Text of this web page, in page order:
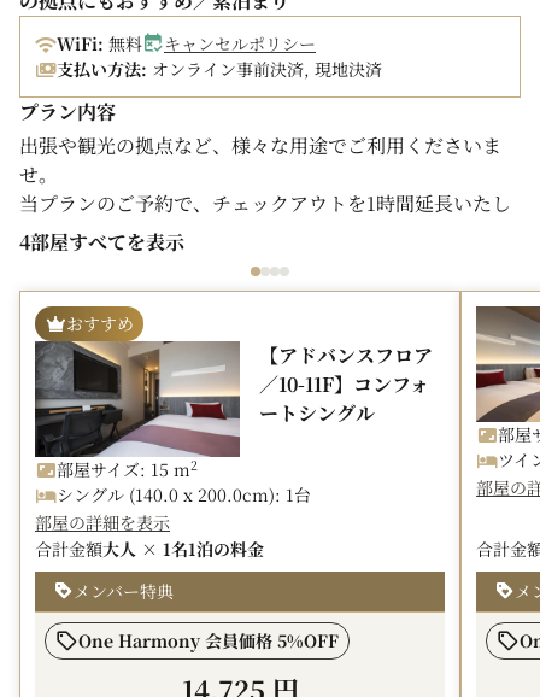
00a.m.前後まで運行しているので、
早朝便や深夜に到着される方にも安心してご利用いただけ
ます。
※詳細は公式ホームページをご確認ください。
※交通事情等により遅れることもございますので、必ず余
裕をもってご利用ください。
【駐車場のご案内】
羽田高速ランプから約200mのアクセス。
駐車料金：1,500円（税込）／1泊（14：00～翌朝11：
00）
※予約制となりますので、ご利用の際はお電話にてお問い
合わせください。
※ホテル駐車場が満車の場合は、近隣の駐車場をご利用く
ださい。
【注意事項】
・ホテルJALシティ羽田 東京 ウエストウイングとお間違え
の無いようご注意ください。
チェックイン手続きは予約いただきました各館フロント
でお願いいたします。
WiFi: 無料
キャンセルポリシー
支払い方法: オンライン事前決済, 現地決済
プラン内容
出張や観光の拠点など、様々な用途でご利用くださいま
せ。
当プランのご予約で、チェックアウトを1時間延長いたし
ます。
※【SAVER（セイバー）】とは、オークラニッコーホテル
ズ各ホテルがご用意している標準の宿泊プランです。
□プラン内容
・チェックアウト12時（通常11時）
【ホテルJALシティ羽田 東京の魅力】
・羽田空港～ホテル間の予約不要の無料シャトルバスが毎
日運行中！前後泊にも便利！
（運行は1時間あたり2～3本、所要7～20分）
・四季折々の素材を生かした、シェフオリジナル料理が楽
しめるレストラン併設
・全客室シモンズベッドで快適な滞在を！
・ビジネス利用に嬉しいズボンプレッサーを全客室に完備
・客室のテレビは43V型以上の大型スマートTVを用意
・エアウィーブ＆Refaのドライヤー・シャワーヘッドで
4部屋すべてを表示
おすすめ
【アドバンスフロア
／10-11F】コンフォ
ートシングル
部屋サイズ: 15 m2
シングル (140.0 x 200.0cm): 1台
部屋の詳細を表示
合計金額大人 × 1名1泊の料金
メンバー特典
One Harmony 会員価格 5%OFF
14,725 円
部屋
ツイ
部屋の
合計金
メ